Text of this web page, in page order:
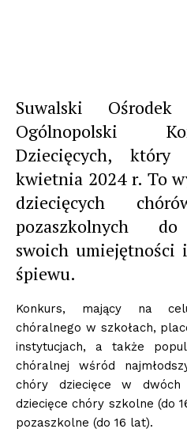
Suwalski
Ogólnopolski
Dziecięcych,
kwietnia 2024 r. To
dziecięcych
pozaszkolnych do
swoich
śpiewu.
Konkurs, mający na
chóralnego w szkołach,
instytucjach, a także
chóralnej wśród
chóry dziecięce w dwóch
dziecięce chóry szkolne (do
pozaszkolne (do 16 lat).